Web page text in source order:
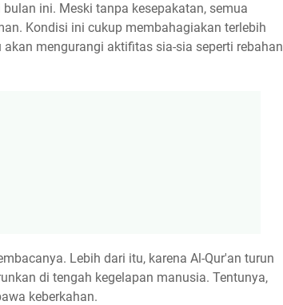
ini. Meski tanpa kesepakatan, semua
Kondisi ini cukup membahagiakan terlebih
mengurangi aktifitas sia-sia seperti rebahan
Lebih dari itu, karena Al-Qur'an turun
di tengah kegelapan manusia. Tentunya,
keberkahan.